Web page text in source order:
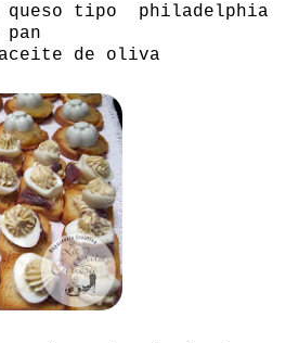
queso tipo philadelphia
aceite de oliva